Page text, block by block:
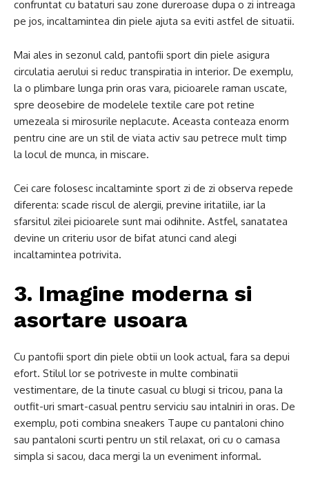
confruntat cu bataturi sau zone dureroase dupa o zi intreaga
pe jos, incaltamintea din piele ajuta sa eviti astfel de situatii.
Mai ales in sezonul cald, pantofii sport din piele asigura
circulatia aerului si reduc transpiratia in interior. De exemplu,
la o plimbare lunga prin oras vara, picioarele raman uscate,
spre deosebire de modelele textile care pot retine
umezeala si mirosurile neplacute. Aceasta conteaza enorm
pentru cine are un stil de viata activ sau petrece mult timp
la locul de munca, in miscare.
Cei care folosesc incaltaminte sport zi de zi observa repede
diferenta: scade riscul de alergii, previne iritatiile, iar la
sfarsitul zilei picioarele sunt mai odihnite. Astfel, sanatatea
devine un criteriu usor de bifat atunci cand alegi
incaltamintea potrivita.
3. Imagine moderna si
asortare usoara
Cu pantofii sport din piele obtii un look actual, fara sa depui
efort. Stilul lor se potriveste in multe combinatii
vestimentare, de la tinute casual cu blugi si tricou, pana la
outfit-uri smart-casual pentru serviciu sau intalniri in oras. De
exemplu, poti combina sneakers Taupe cu pantaloni chino
sau pantaloni scurti pentru un stil relaxat, ori cu o camasa
simpla si sacou, daca mergi la un eveniment informal.